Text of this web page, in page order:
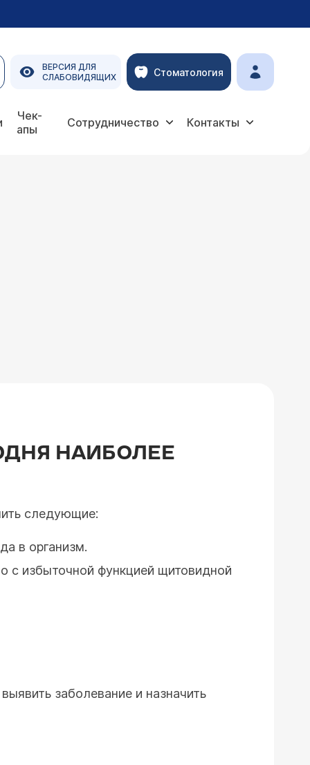
ВЕРСИЯ ДЛЯ
СЛАБОВИДЯЩИХ
Стоматология
Чек-
апы
Сотрудничество Контакты
НАИБОЛЕЕ
следующие:
в организм.
с избыточной функцией щитовидной
заболевание и назначить